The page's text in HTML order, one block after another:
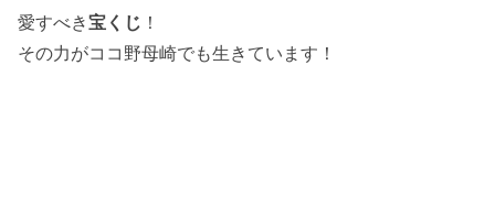
愛すべき宝くじ ！
その力がココ野母崎でも生きています！